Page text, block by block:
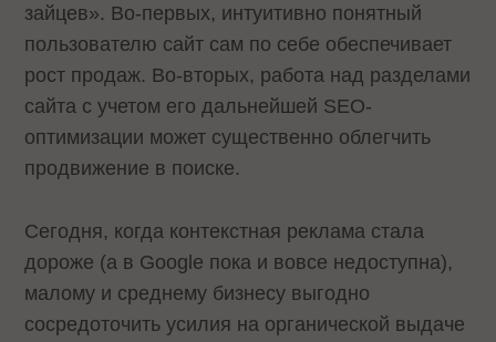
зайцев». Во-первых, интуитивно понятный
пользователю сайт сам по себе обеспечивает
рост продаж. Во-вторых, работа над разделами
сайта с учетом его дальнейшей SEO-
оптимизации может существенно облегчить
продвижение в поиске.
Сегодня, когда контекстная реклама стала
дороже (а в Google пока и вовсе недоступна),
малому и среднему бизнесу выгодно
сосредоточить усилия на органической выдаче